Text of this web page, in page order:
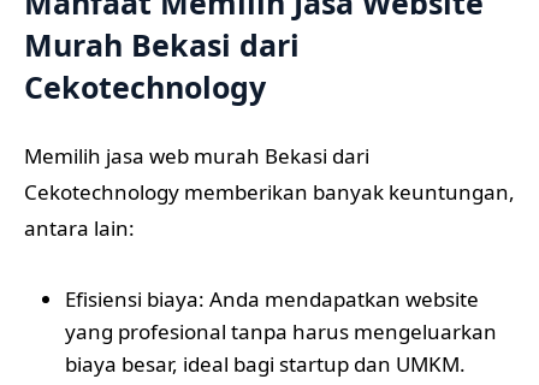
Murah Bekasi dari
Cekotechnology
Memilih jasa web murah Bekasi dari
Cekotechnology memberikan banyak keuntungan,
antara lain:
Efisiensi biaya: Anda mendapatkan website
yang profesional tanpa harus mengeluarkan
biaya besar, ideal bagi startup dan UMKM.